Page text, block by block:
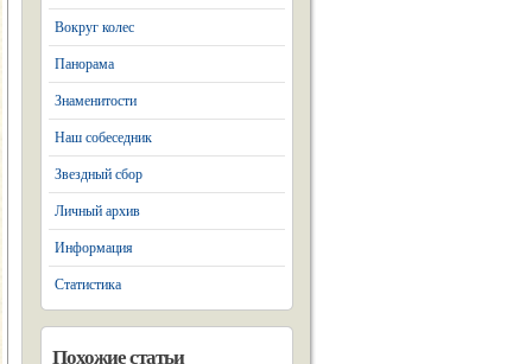
Вокруг колес
Панорама
Знаменитости
Наш собеседник
Звездный сбор
Личный архив
Информация
Статистика
Похожие статьи